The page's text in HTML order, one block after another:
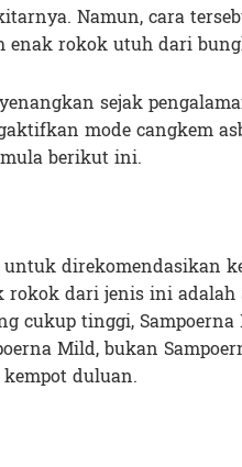
Namun, cara
rokok utuh dari
sejak
mode cangkem
berikut ini.
direkomendasikan
rokok dari jenis ini adalah
cukup tinggi,
Mild, bukan
duluan.